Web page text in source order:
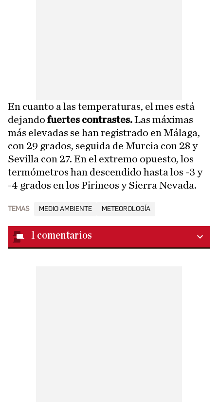
En cuanto a las temperaturas, el mes está
dejando fuertes contrastes.Las máximas
más elevadas se han registrado en Málaga,
con 29 grados, seguida de Murcia con 28 y
Sevilla con 27. En el extremo opuesto, los
termómetros han descendido hasta los -3 y
-4 grados en los Pirineos y Sierra Nevada.
TEMAS MEDIO AMBIENTE METEOROLOGÍA
1 comentarios